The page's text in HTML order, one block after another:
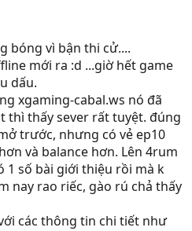
bóng vì bận thi cử....
mới ra :d ...giờ hết game
dấu.
xgaming-cabal.ws nó đã
thì thấy sever rất tuyệt. đúng
trước, nhưng có vẻ ep10
và balance hơn. Lên 4rum
1 số bài giới thiệu rồi mà k
nay rao riếc, gào rú chả thấy
các thông tin chi tiết như